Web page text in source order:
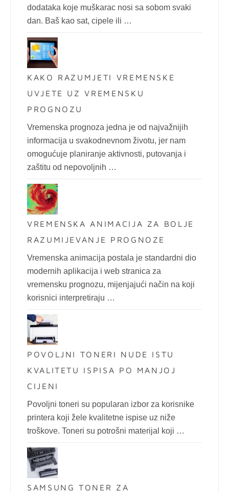
dodataka koje muškarac nosi sa sobom svaki
dan. Baš kao sat, cipele ili …
KAKO RAZUMJETI VREMENSKE
UVJETE UZ VREMENSKU
PROGNOZU
Vremenska prognoza jedna je od najvažnijih
informacija u svakodnevnom životu, jer nam
omogućuje planiranje aktivnosti, putovanja i
zaštitu od nepovoljnih …
VREMENSKA ANIMACIJA ZA BOLJE
RAZUMIJEVANJE PROGNOZE
Vremenska animacija postala je standardni dio
modernih aplikacija i web stranica za
vremensku prognozu, mijenjajući način na koji
korisnici interpretiraju …
POVOLJNI TONERI NUDE ISTU
KVALITETU ISPISA PO MANJOJ
CIJENI
Povoljni toneri su popularan izbor za korisnike
printera koji žele kvalitetne ispise uz niže
troškove. Toneri su potrošni materijal koji …
SAMSUNG TONER ZA